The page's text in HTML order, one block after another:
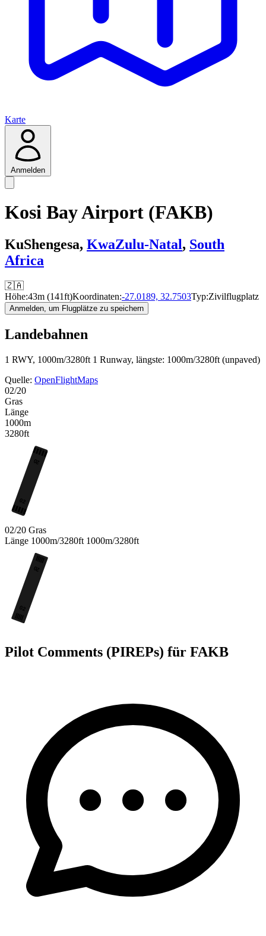
Karte
Anmelden
Kosi Bay Airport (FAKB)
KuShengesa, KwaZulu-Natal, South
Africa
🇿🇦
Höhe:43m (141ft)Koordinaten:-27.0189, 32.7503Typ:Zivilflugplatz
Anmelden, um Flugplätze zu speichern
Landebahnen
1 RWY, 1000m/3280ft 1 Runway, längste: 1000m/3280ft (unpaved)
Quelle: OpenFlightMaps
02/20
Gras
Länge
1000m
3280ft
20
02
02/20 Gras
Länge 1000m/3280ft 1000m/3280ft
20
02
Pilot Comments (PIREPs) für FAKB